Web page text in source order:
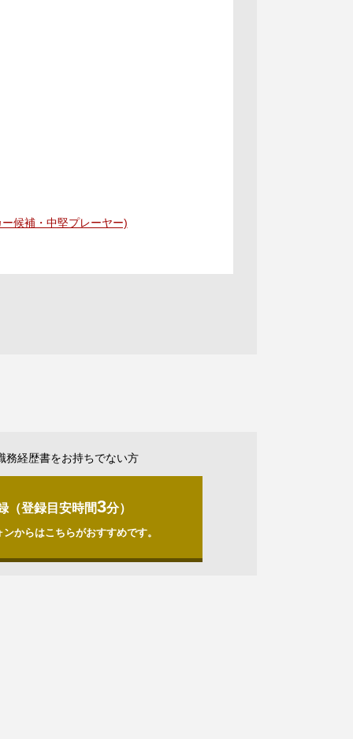
候補・中堅プレーヤー)
務経歴書をお持ちでない方
（登録目安時間3分）
からはこちらがおすすめです。